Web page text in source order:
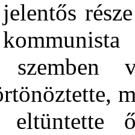
szemben
eltüntette